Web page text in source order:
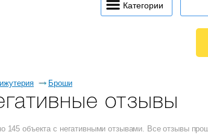
Броши
отзывы
145 объекта с негативными отзывами. Все отзывы
Категории